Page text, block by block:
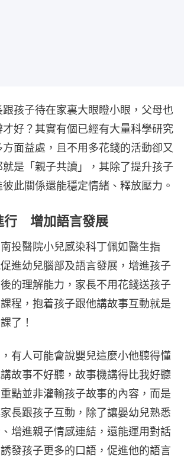
孩子待在家裏大眼瞪小眼，父母也
好？其實有個已經有大量科學研究
面益處，且不用多花錢的活動卻又
是「親子共讀」，其除了提升孩子
此關係還能穩定情緒、釋放壓力。
行 增加語言發展
投醫院小兒感染科丁佩如醫生指
進幼兒腦部及語言發展，增進孩子
的理解能力，家長不用花錢送孩子
程，抱着孩子跟他講故事互動就是
了！
有人可能會說嬰兒這麼小他聽得懂
故事不好聽，故事機講得比我好聽
點並非灌輸孩子故事的內容，而是
長跟孩子互動，除了讓嬰幼兒熟悉
增進親子情感連結，還能運用對話
發孩子更多的口語，促進他的語言